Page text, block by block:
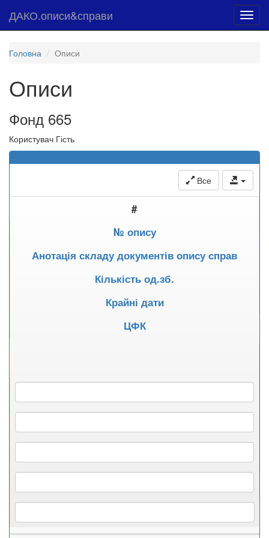
ДАКО.описи&справи
Головна Описи
Описи
Фонд 665
Користувач Гість
Все
#
№ опису
Анотація складу документів опису справ
Кількість од.зб.
Крайні дати
ЦФК